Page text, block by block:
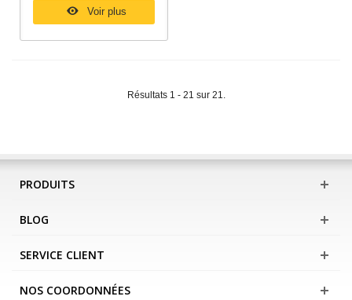
Voir plus
Résultats 1 - 21 sur 21.
PRODUITS
BLOG
SERVICE CLIENT
NOS COORDONNÉES